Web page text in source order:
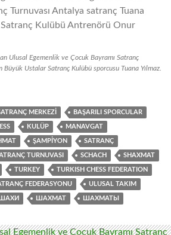
Ulusal Egemenlik ve Çocuk Bayramı Satranç
Büyük Ustalar Satranç Kulübü sporcusu Tuana Yılmaz.
Egemenlik ve Çocuk Bayramı
MERKEZI BAŞARILI SPORCULAR
KULÜP MANAVGAT
ŞAMPIYON SATRANÇ
TURNUVASI SCHACH SHAXMAT
TURKEY TURKISH CHESS FEDERATION
FEDERASYONU ULUSAL TAKIM
ШАХИ ШАХМАТ ШАХМАТЫ